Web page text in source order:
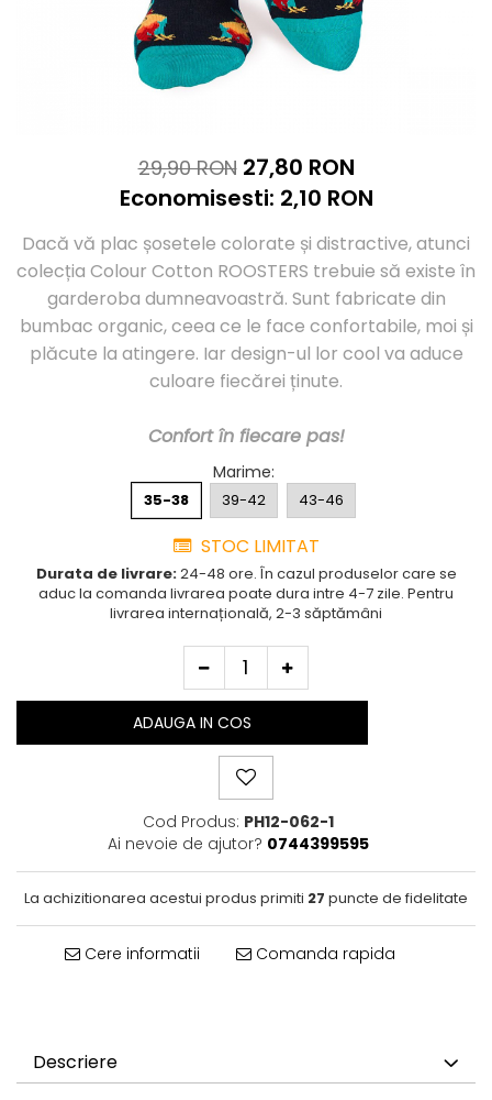
Sosete casual femei
Sosete clasice femei
Dresuri si ciorapi dama
Ciorapi pentru gravide
Ciorapi mireasa
Ciorapi cu model
Ciorapi cu banda adeziva
Ciorapi compresivi si modelatori
Ciorapi colorati
Sosete poliamida
Sosete lana merino
Cutie Cadou Merino
Sosete medicinale
Sosete termice
Sosete lana merino
Merino Presents
Cutie Cadou Merino
Sosete sport
Sosete Drumetie
Sosete Alergare
Sosete de Compresie
Sosete Tenis
Sosete Ciclism
Sosete medicinale
29,90 RON 27,80 RON
Economisesti: 2,10 RON
Dacă vă plac șosetele colorate și distractive, atunci
colecția Colour Cotton ROOSTERS trebuie să existe în
garderoba dumneavoastră. Sunt fabricate din
bumbac organic, ceea ce le face confortabile, moi și
plăcute la atingere. Iar design-ul lor cool va aduce
culoare fiecărei ținute.
Confort în fiecare pas!
Marime:
35-38 39-42 43-46
STOC LIMITAT
Durata de livrare:24-48 ore. În cazul produselor care se
aduc la comanda livrarea poate dura intre 4-7 zile. Pentru
livrarea internațională, 2-3 săptămâni
ADAUGA IN COS
Cod Produs: PH12-062-1
Ai nevoie de ajutor? 0744399595
La achizitionarea acestui produs primiti 27 puncte de fidelitate
Cere informatii Comanda rapida
Descriere